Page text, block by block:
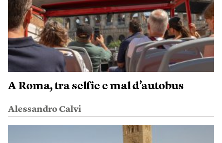
A Roma, tra selfie e mal d’autobus
Alessandro Calvi